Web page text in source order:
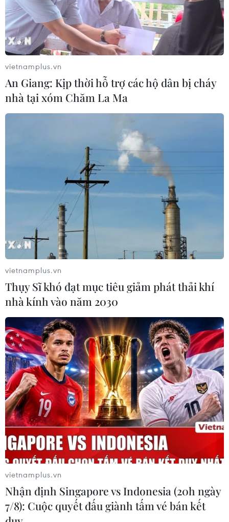
vietnamplus.vn
An Giang: Kịp thời hỗ trợ các hộ dân bị cháy
nhà tại xóm Chăm La Ma
vietnamplus.vn
Thụy Sĩ khó đạt mục tiêu giảm phát thải khí
nhà kính vào năm 2030
vietnamplus.vn
Nhận định Singapore vs Indonesia (20h ngày
7/8): Cuộc quyết đấu giành tấm vé bán kết